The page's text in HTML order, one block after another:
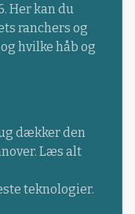
Her kan du
ranchers og
hvilke håb og
dækker den
Læs alt
teknologier.